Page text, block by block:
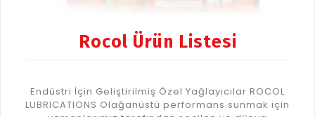
Rocol Ürün Listesi
Endüstri İçin Geliştirilmiş Özel Yağlayıcılar ROCOL
LUBRICATIONS Olağanüstü performans sunmak için